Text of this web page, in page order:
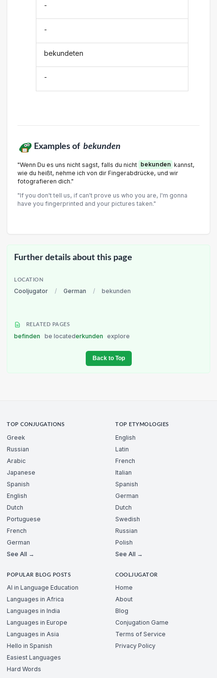
-
-
bekundeten
-
Examples of bekunden
"Wenn Du es uns nicht sagst, falls du nicht bekunden kannst,
wie du heißt, nehme ich von dir Fingerabdrücke, und wir
fotografieren dich."
"If you don't tell us, if can't prove us who you are, I'm gonna
have you fingerprinted and your pictures taken."
Further details about this page
LOCATION
Cooljugator / German / bekunden
RELATED PAGES
befinden be locatederkunden explore
Back to Top
TOP CONJUGATIONS
Greek
Russian
Arabic
Japanese
Spanish
English
Dutch
Portuguese
French
German
See All →
TOP ETYMOLOGIES
English
Latin
French
Italian
Spanish
German
Dutch
Swedish
Russian
Polish
See All →
POPULAR BLOG POSTS
AI in Language Education
Languages in Africa
Languages in India
Languages in Europe
Languages in Asia
Hello in Spanish
Easiest Languages
Hard Words
COOLJUGATOR
Home
About
Blog
Conjugation Game
Terms of Service
Privacy Policy